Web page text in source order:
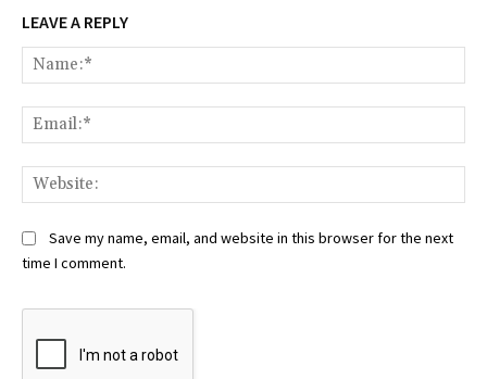
LEAVE A REPLY
Save my name, email, and website in this browser for the next
time I comment.